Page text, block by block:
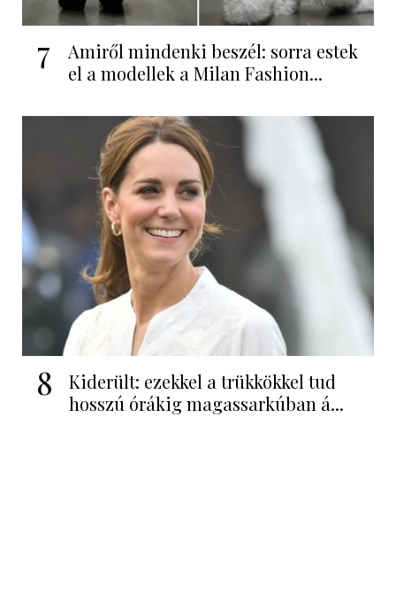
7
Amiről mindenki beszél: sorra estek
el a modellek a Milan Fashion...
8
Kiderült: ezekkel a trükkökkel tud
hosszú órákig magassarkúban á...